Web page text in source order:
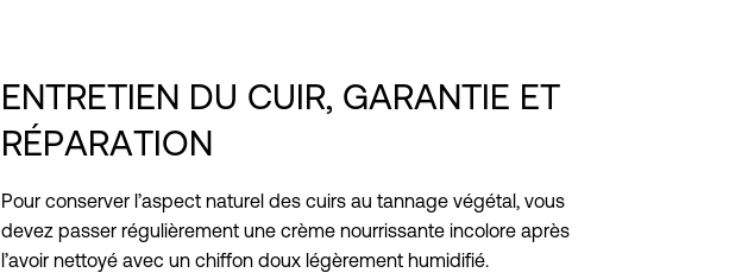
ENTRETIEN DU CUIR, GARANTIE ET
RÉPARATION
Pour conserver l’aspect naturel des cuirs au tannage végétal, vous
devez passer régulièrement une crème nourrissante incolore après
l’avoir nettoyé avec un chiffon doux légèrement humidifié.